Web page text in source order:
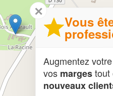
✕
Vous
Augmentez votre
vos margestout
nouveaux